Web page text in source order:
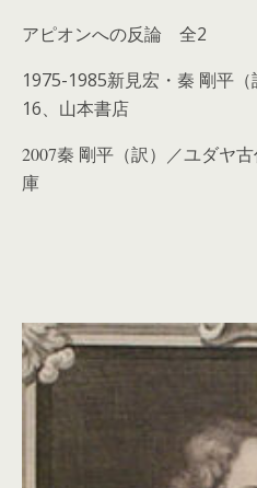
アピオンへの反論 全2
1975-1985新見宏・秦 剛平
16、山本書店
2007秦 剛平（訳）／ユダヤ
庫